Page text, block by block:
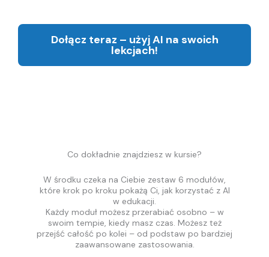
Dołącz teraz – użyj AI na swoich
lekcjach!
Co dokładnie znajdziesz w kursie?
W środku czeka na Ciebie zestaw 6 modułów,
które krok po kroku pokażą Ci, jak korzystać z AI
w edukacji.
Każdy moduł możesz przerabiać osobno – w
swoim tempie, kiedy masz czas. Możesz też
przejść całość po kolei – od podstaw po bardziej
zaawansowane zastosowania.